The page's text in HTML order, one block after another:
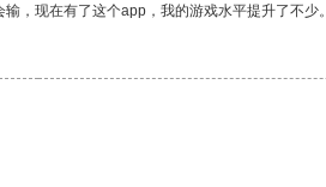
，现在有了这个app，我的游戏水平提升了不少。